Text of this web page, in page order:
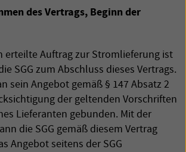
des Vertrags, Beginn der
erteilte Auftrag zur Stromlieferung ist
SGG zum Abschluss dieses Vertrags.
sein Angebot gemäß § 147 Absatz 2
der geltenden Vorschriften
Lieferanten gebunden. Mit der
die SGG gemäß diesem Vertrag
Angebot seitens der SGG